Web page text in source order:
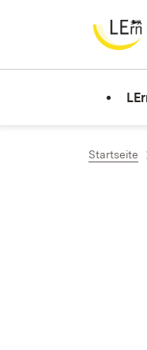
Zum Inhalt
Startseite